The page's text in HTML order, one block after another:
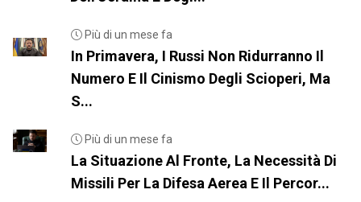
Più di un mese fa
In Primavera, I Russi Non Ridurranno Il
Numero E Il Cinismo Degli Scioperi, Ma
S...
Più di un mese fa
La Situazione Al Fronte, La Necessità Di
Missili Per La Difesa Aerea E Il Percor...